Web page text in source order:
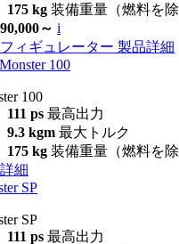
175 kg 装備重量（燃料を除
～ i
ィギュレーター 製品詳細
Monster 100
100
111 ps 最高出力
9.3 kgm 最大トルク
175 kg 装備重量（燃料を除
細
SP
SP
111 ps 最高出力